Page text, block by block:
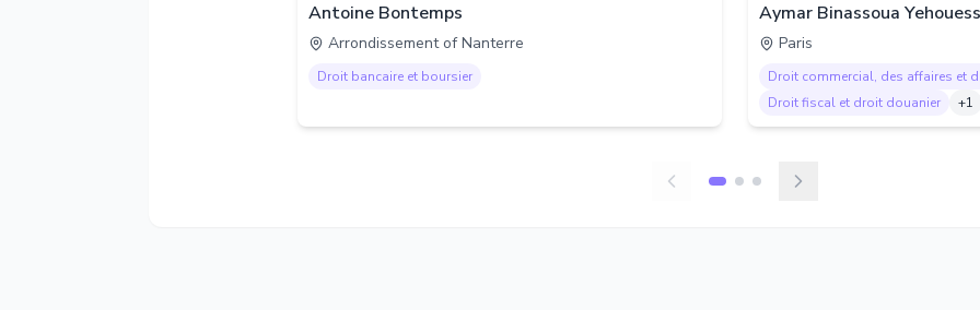
Antoine Bontemps
Arrondissement of Nanterre
Droit bancaire et boursier
Aymar Binassoua
Paris
Droit commercial, des affaires et
Droit fiscal et droit douanier
+1